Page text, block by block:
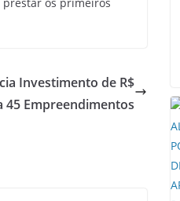
Investimento de R$
45 Empreendimentos